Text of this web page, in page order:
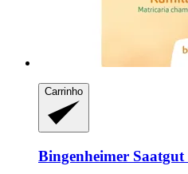
Carrinho
Bingenheimer Saatgut